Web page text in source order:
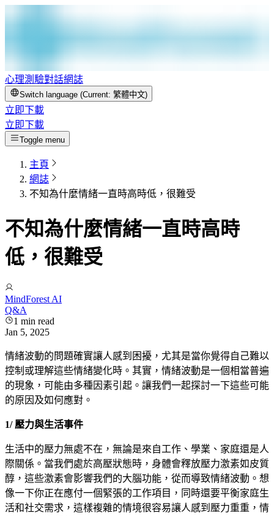
心理測驗對話網誌
Switch language (Current: 繁體中文)
立即下載
立即下載
Toggle menu
主頁
網誌
不知為什麼情緒一直時高時低，很難受
不知為什麼情緒一直時高時
低，很難受
MindForest AI
Q&A
1 min read
Jan 5, 2025
情緒波動的問題確實讓人感到困擾，尤其是當你覺得自己難以
控制或理解這些情緒變化時。其實，情緒波動是一個相當普遍
的現象，可能由多種因素引起。讓我們一起探討一下這些可能
的原因及如何應對。
1/ 壓力與生活事件
生活中的壓力無處不在，無論是來自工作、學業、家庭還是人
際關係。當我們處於高壓狀態時，身體會釋放壓力激素如皮質
醇，這些激素會影響我們的大腦功能，從而導致情緒波動。想
像一下你正在應付一個緊張的工作項目，同時還要平衡家庭生
活和社交需求，這樣複雜的情境很容易讓人感到壓力重重，情